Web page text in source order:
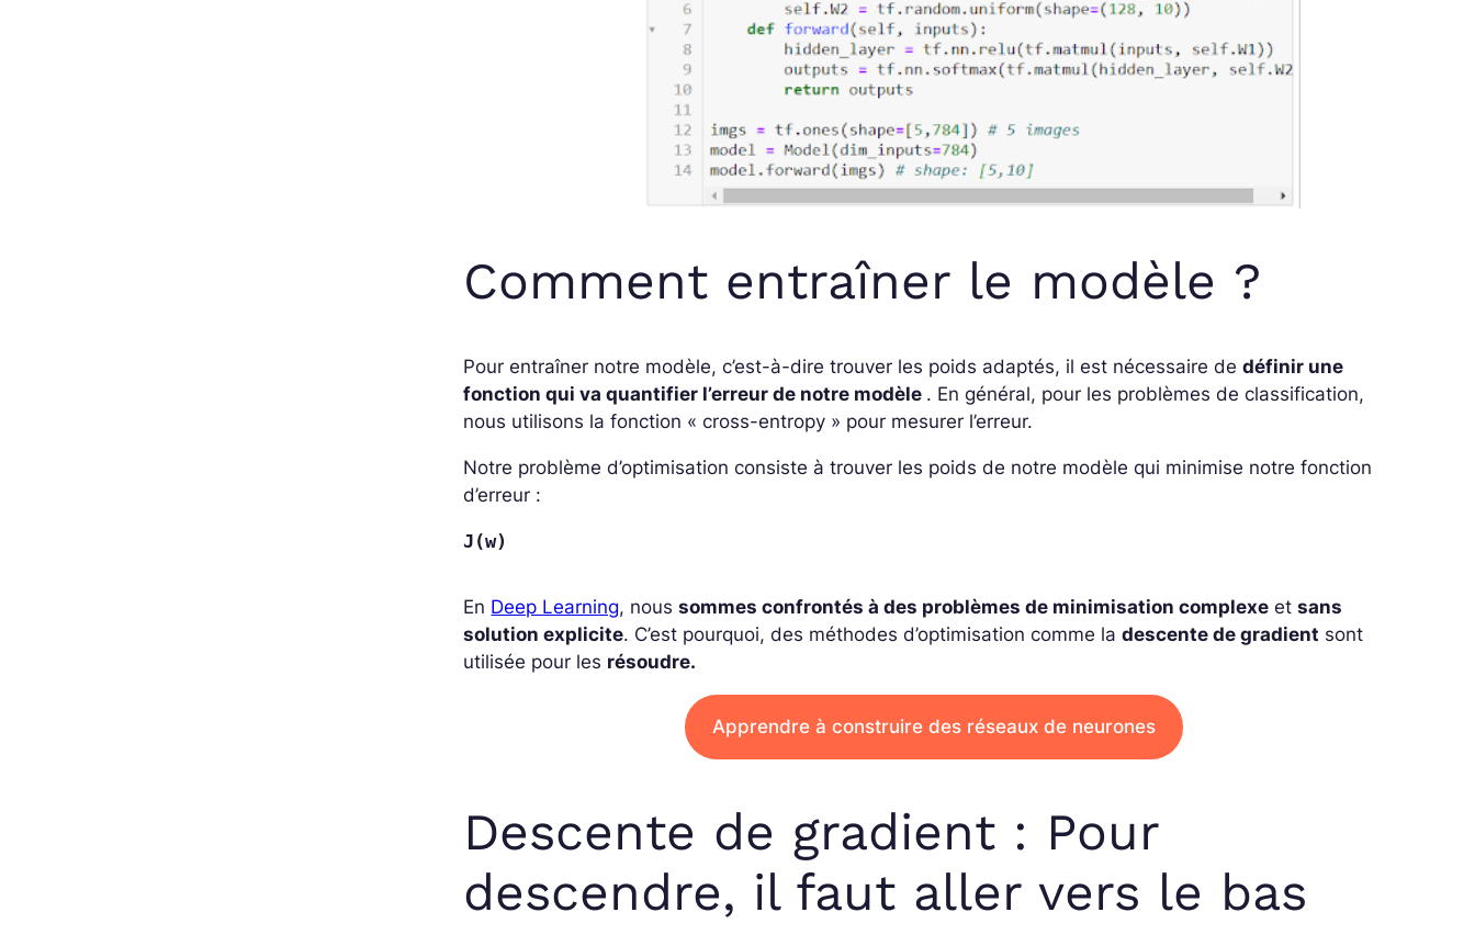
Comment entraîner le modèle ?
Pour entraîner notre modèle, c’est-à-dire trouver les poids adaptés, il est nécessaire dedéfinir une
fonction qui va quantifier l’erreur de notre modèle . En général, pour les problèmes de classification,
nous utilisons la fonction « cross-entropy » pour mesurer l’erreur.
Notre problème d’optimisation consiste à trouver les poids de notre modèle qui minimise notre fonction
d’erreur :
J(w)
En Deep Learning, noussommes confrontés à des problèmes de minimisation complexe etsans
solution explicite. C’est pourquoi, des méthodes d’optimisation comme ladescente de gradient sont
utilisée pour les résoudre.
Apprendre à construire des réseaux de neurones
Descente de gradient : Pour
descendre, il faut aller vers le bas